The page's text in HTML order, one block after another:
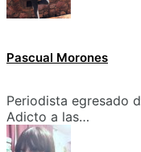
Pascual Morones
Periodista egresado
Adicto a las…